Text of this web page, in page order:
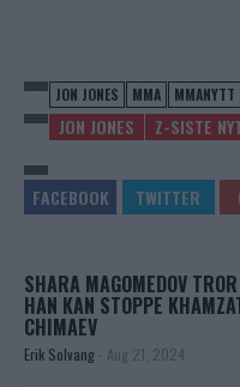
JON JONES MMA MMANYTT
JON JONES Z-SISTE
SHARA MAGOMEDOV TROR
HAN KAN STOPPE
CHIMAEV
Erik Solvang - Aug 21, 2024